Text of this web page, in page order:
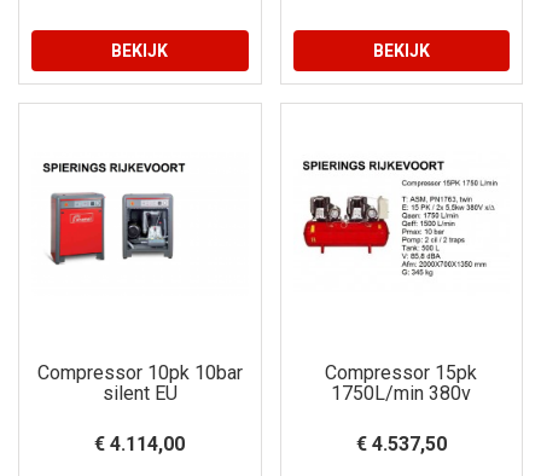
BEKIJK BEKIJK
Compressor 10pk 10bar
silent EU
€ 4.114,00
Compressor 15pk
1750L/min 380v
€ 4.537,50